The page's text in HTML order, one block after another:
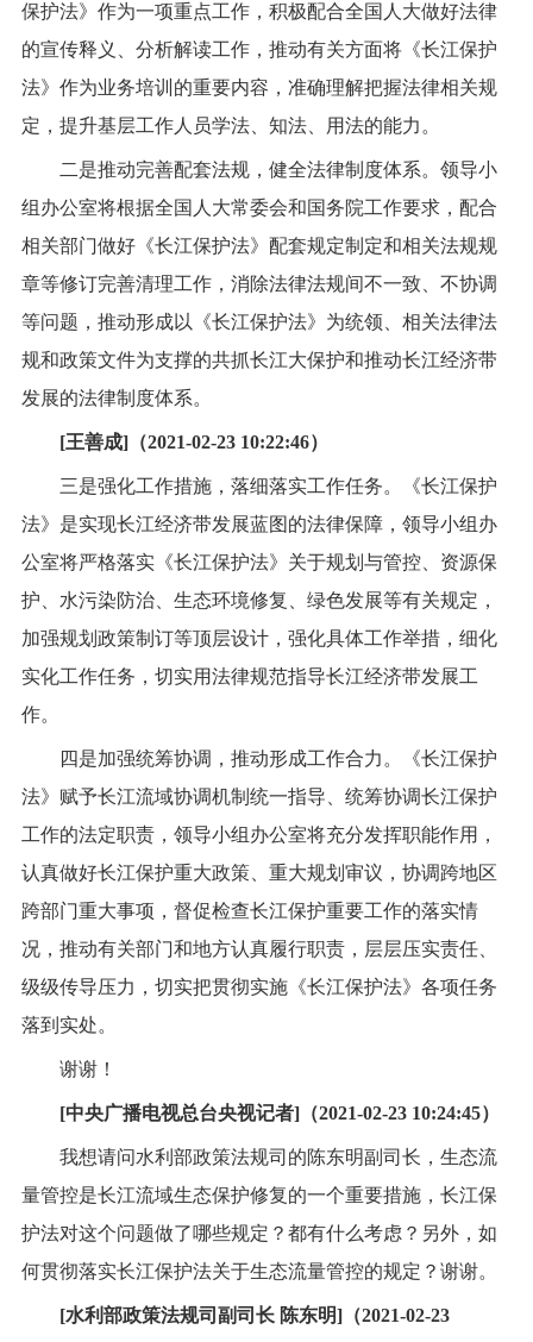
保护法》作为一项重点工作，积极配合全国人大做好法律
的宣传释义、分析解读工作，推动有关方面将《长江保护
法》作为业务培训的重要内容，准确理解把握法律相关规
定，提升基层工作人员学法、知法、用法的能力。
二是推动完善配套法规，健全法律制度体系。领导小
组办公室将根据全国人大常委会和国务院工作要求，配合
相关部门做好《长江保护法》配套规定制定和相关法规规
章等修订完善清理工作，消除法律法规间不一致、不协调
等问题，推动形成以《长江保护法》为统领、相关法律法
规和政策文件为支撑的共抓长江大保护和推动长江经济带
发展的法律制度体系。
[王善成]（2021-02-23 10:22:46）
三是强化工作措施，落细落实工作任务。《长江保护
法》是实现长江经济带发展蓝图的法律保障，领导小组办
公室将严格落实《长江保护法》关于规划与管控、资源保
护、水污染防治、生态环境修复、绿色发展等有关规定，
加强规划政策制订等顶层设计，强化具体工作举措，细化
实化工作任务，切实用法律规范指导长江经济带发展工
作。
四是加强统筹协调，推动形成工作合力。《长江保护
法》赋予长江流域协调机制统一指导、统筹协调长江保护
工作的法定职责，领导小组办公室将充分发挥职能作用，
认真做好长江保护重大政策、重大规划审议，协调跨地区
跨部门重大事项，督促检查长江保护重要工作的落实情
况，推动有关部门和地方认真履行职责，层层压实责任、
级级传导压力，切实把贯彻实施《长江保护法》各项任务
落到实处。
谢谢！
[中央广播电视总台央视记者]（2021-02-23 10:24:45）
我想请问水利部政策法规司的陈东明副司长，生态流
量管控是长江流域生态保护修复的一个重要措施，长江保
护法对这个问题做了哪些规定？都有什么考虑？另外，如
何贯彻落实长江保护法关于生态流量管控的规定？谢谢。
[水利部政策法规司副司长 陈东明]（2021-02-23